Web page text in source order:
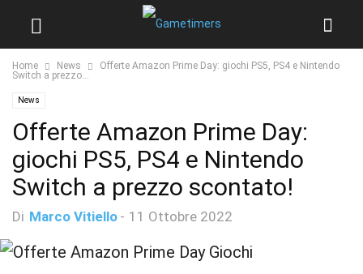
Home News
Offerte Amazon Prime Day: giochi PS5, PS4 e Nintendo
Switch a prezzo...
News
Offerte Amazon Prime Day:
giochi PS5, PS4 e Nintendo
Switch a prezzo scontato!
Di Marco Vitiello - 11 Ottobre 2022